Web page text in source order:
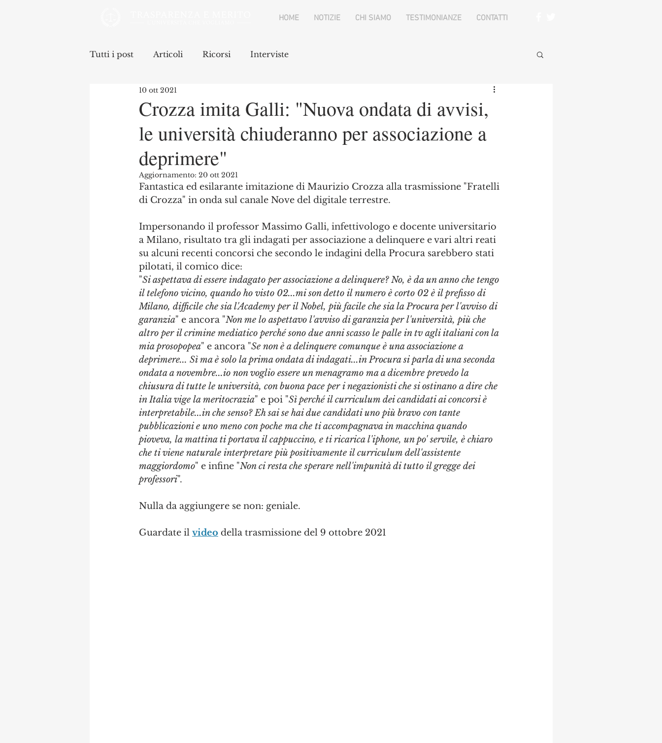
HOME NOTIZIE CHI SIAMO TESTIMONIANZE CONTATTI
Tutti i post Articoli Ricorsi Interviste
Crozza imita Galli: "Nuova ondata di avvisi,
le università chiuderanno per associazione a
deprimere"
10 ott 2021
Aggiornamento: 20 ott 2021
Fantastica ed esilarante imitazione di Maurizio Crozza alla trasmissione "Fratelli
di Crozza" in onda sul canale Nove del digitale terrestre.
Impersonando il professor Massimo Galli, infettivologo e docente universitario
a Milano, risultato tra gli indagati per associazione a delinquere e vari altri reati
su alcuni recenti concorsi che secondo le indagini della Procura sarebbero stati
pilotati, il comico dice:
"Si aspettava di essere indagato per associazione a delinquere? No, è da un anno che tengo
il telefono vicino, quando ho visto 02...mi son detto il numero è corto 02 è il prefisso di
Milano, difficile che sia l'Academy per il Nobel, più facile che sia la Procura per l'avviso di
garanzia" e ancora "Non me lo aspettavo l'avviso di garanzia per l'università, più che
altro per il crimine mediatico perché sono due anni scasso le palle in tv agli italiani con la
mia prosopopea" e ancora "Se non è a delinquere comunque è una associazione a
deprimere... Sì ma è solo la prima ondata di indagati...in Procura si parla di una seconda
ondata a novembre...io non voglio essere un menagramo ma a dicembre prevedo la
chiusura di tutte le università, con buona pace per i negazionisti che si ostinano a dire che
in Italia vige la meritocrazia" e poi "Sì perché il curriculum dei candidati ai concorsi è
interpretabile...in che senso? Eh sai se hai due candidati uno più bravo con tante
pubblicazioni e uno meno con poche ma che ti accompagnava in macchina quando
pioveva, la mattina ti portava il cappuccino, e ti ricarica l'iphone, un po' servile, è chiaro
che ti viene naturale interpretare più positivamente il curriculum dell'assistente
maggiordomo" e infine "Non ci resta che sperare nell'impunità di tutto il gregge dei
professori".
Nulla da aggiungere se non: geniale.
Guardate il video della trasmissione del 9 ottobre 2021